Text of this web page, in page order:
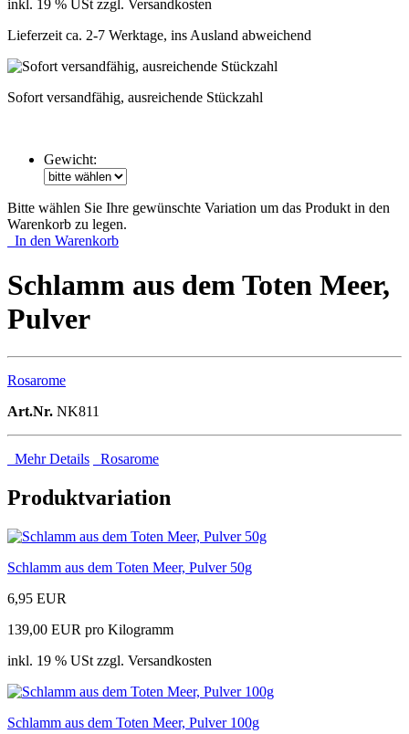
inkl. 19 % USt zzgl. Versandkosten
Lieferzeit ca. 2-7 Werktage, ins Ausland abweichend
Sofort versandfähig, ausreichende Stückzahl
Gewicht:
Bitte wählen Sie Ihre gewünschte Variation um das Produkt in den
Warenkorb zu legen.
In den Warenkorb
Schlamm aus dem Toten Meer,
Pulver
Rosarome
Art.Nr. NK811
Mehr Details Rosarome
Produktvariation
Schlamm aus dem Toten Meer, Pulver 50g
6,95 EUR
139,00 EUR pro Kilogramm
inkl. 19 % USt zzgl. Versandkosten
Schlamm aus dem Toten Meer, Pulver 100g